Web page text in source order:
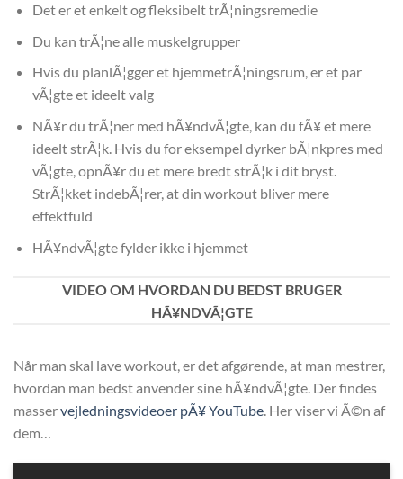
Det er et enkelt og fleksibelt trÃ¦ningsremedie
Du kan trÃ¦ne alle muskelgrupper
Hvis du planlÃ¦gger et hjemmetrÃ¦ningsrum, er et par
vÃ¦gte et ideelt valg
NÃ¥r du trÃ¦ner med hÃ¥ndvÃ¦gte, kan du fÃ¥ et mere
ideelt strÃ¦k. Hvis du for eksempel dyrker bÃ¦nkpres med
vÃ¦gte, opnÃ¥r du et mere bredt strÃ¦k i dit bryst.
StrÃ¦kket indebÃ¦rer, at din workout bliver mere
effektfuld
HÃ¥ndvÃ¦gte fylder ikke i hjemmet
VIDEO OM HVORDAN DU BEDST BRUGER
HÃ¥NDVÃ¦GTE
Når man skal lave workout, er det afgørende, at man mestrer,
hvordan man bedst anvender sine hÃ¥ndvÃ¦gte. Der findes
masservejledningsvideoer pÃ¥ YouTube. Her viser vi Ã©n af
dem…